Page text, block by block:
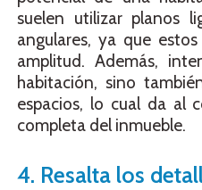
suelen utilizar planos
angulares, ya que
amplitud. Además,
habitación, sino
espacios, lo cual da al
completa del inmueble.
4. Resalta los